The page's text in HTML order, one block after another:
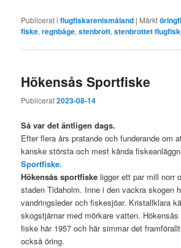
Publicerat i flugfiskarenismåland | Märkt
fiske,regnbåge,stenbrott,stenbrottet
Hökensås Sportfiske
Publicerat2023-08-14
Så var det äntligen dags.
Efter flera års pratande och funderande om
kanske största och mest kända
Sportfiske.
Hökensås sportfiske ligger ett par mill norr
staden Tidaholm. Inne i den vackra skogen
vandringsleder och fiskesjöar. Kristallklara
skogstjärnar med mörkare vatten.
fiske här 1957 och här simmar det
också öring.